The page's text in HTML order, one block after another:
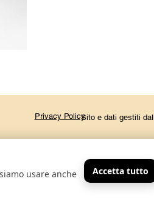
Privacy PolicySito e dati gestiti
usare anche
Accetta tutto